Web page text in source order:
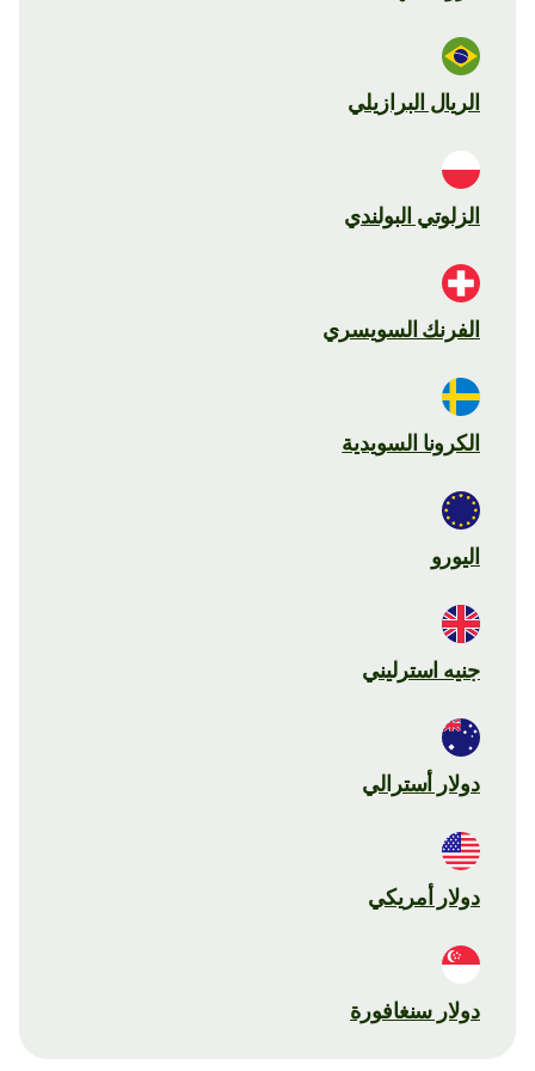
الريال البرازيلي
الزلوتي البولندي
الفرنك السويسري
الكرونا السويدية
اليورو
جنيه استرليني
دولار أسترالي
دولار أمريكي
دولار سنغافورة